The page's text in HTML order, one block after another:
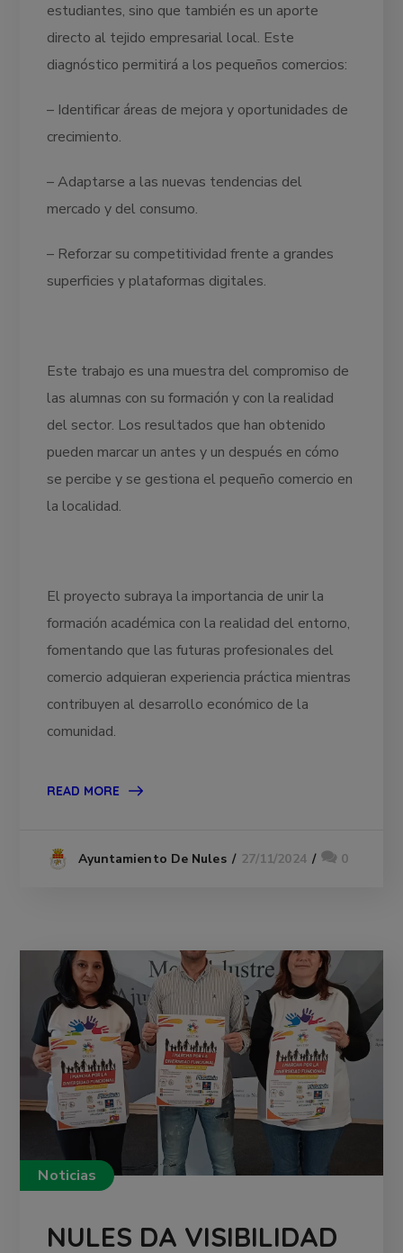
estudiantes, sino que también es un aporte
directo al tejido empresarial local. Este
diagnóstico permitirá a los pequeños comercios:
– Identificar áreas de mejora y oportunidades de
crecimiento.
– Adaptarse a las nuevas tendencias del
mercado y del consumo.
– Reforzar su competitividad frente a grandes
superficies y plataformas digitales.
Este trabajo es una muestra del compromiso de
las alumnas con su formación y con la realidad
del sector. Los resultados que han obtenido
pueden marcar un antes y un después en cómo
se percibe y se gestiona el pequeño comercio en
la localidad.
El proyecto subraya la importancia de unir la
formación académica con la realidad del entorno,
fomentando que las futuras profesionales del
comercio adquieran experiencia práctica mientras
contribuyen al desarrollo económico de la
comunidad.
READ MORE
Ayuntamiento De Nules 27/11/2024 0
Noticias
NULES DA VISIBILIDAD